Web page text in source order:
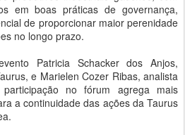
em boas práticas de governança,
de proporcionar maior perenidade
no longo prazo.
Patricia Schacker dos Anjos,
e Marielen Cozer Ribas, analista
no fórum agrega mais
a continuidade das ações da Taurus